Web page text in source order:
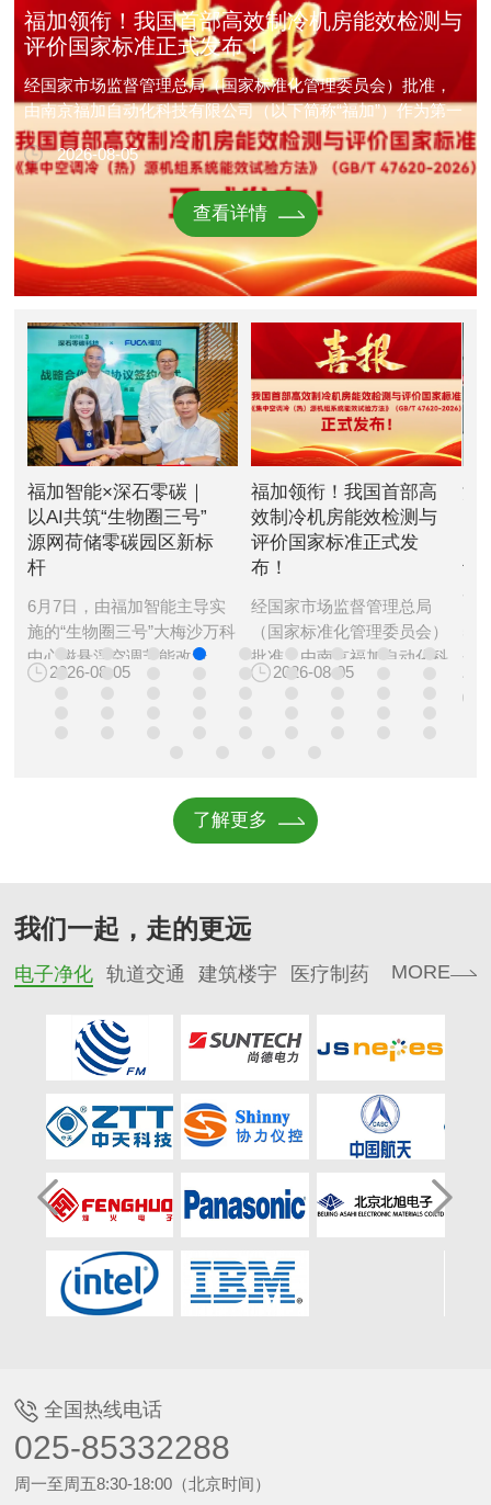
福加领衔！我国首部高效制冷机房能效检测与
评价国家标准正式发布！
经国家市场监督管理总局（国家标准化管理委员会）批准，
由南京福加自动化科技有限公司（以下简称“福加”）作为第一
起草单位编制的我国首部高效制冷机房能效检测与评价国家
标准——《集中空调冷（热）源机组系统能效试验方法》
（GB/T 47620-2026）正式发布，并将于2026年12月1日起正
式实施。
2026-08-05
查看详情
福加领衔！我国首部高
效制冷机房能效检测与
评价国家标准正式发
布！
经国家市场监督管理总局
（国家标准化管理委员会）
批准，由南京福加自动化科
技有限公司（以下简称“福
系统能效试验方法》（GB/T
47620-2026）正式发布，并
2026-08-05
深耕能碳，共赴新程｜
国际中国环境基金会
（IFCE）主席何平博
士一行莅临福加考察指
导
5月14日，国际中国环境基金
会（IFCE）主席何平博士、
南京审计大学绿色经济与金
绕“能碳+AI”技术落地、零碳
园区建设及跨国绿色技术合
福加
低碳
建筑
筑低碳
交流会
在南
2026
造领域
了解更多
我们一起，走的更远
电子净化 轨道交通 建筑楼宇 医疗制药 MORE
全国热线电话
025-85332288
周一至周五8:30-18:00（北京时间）